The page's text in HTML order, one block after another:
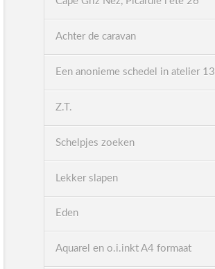
Achter de caravan
Een anonieme schedel in atelier 13
Z.T.
Schelpjes zoeken
Lekker slapen
Eden
Aquarel en o.i.inkt A4 formaat